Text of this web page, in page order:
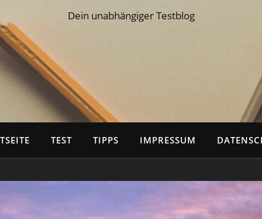
Dein unabhängiger Testblog
TEST TIPPS IMPRESSUM